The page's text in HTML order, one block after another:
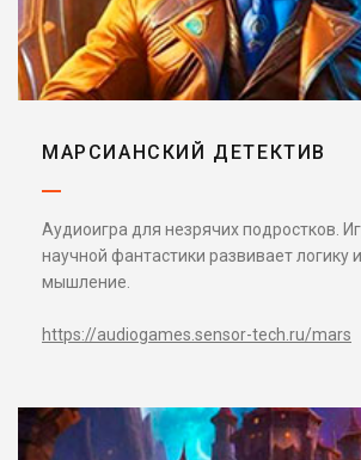
МАРСИАНСКИЙ ДЕТЕКТИВ
Аудиоигра для незрячих подростков.
научной фантастики развивает логику
мышление.
https://audiogames.sensor-tech.ru/mars